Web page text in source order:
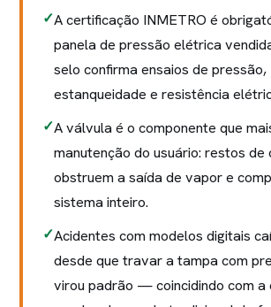
A certificação INMETRO é
panela de pressão elétrica
selo confirma ensaios de pressão,
estanqueidade e resistência
A válvula é o componente que
manutenção do usuário: restos de
obstruem a saída de vapor e
sistema inteiro.
Acidentes com modelos digitais
desde que travar a tampa com
virou padrão — coincidindo com a